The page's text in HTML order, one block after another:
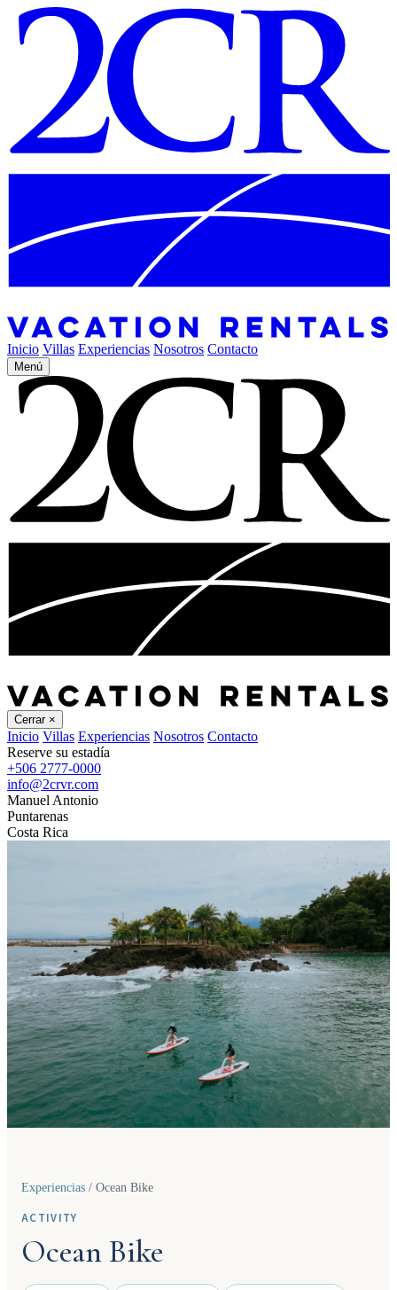
Inicio Villas Experiencias Nosotros Contacto
Menú
Cerrar ×
Inicio Villas Experiencias Nosotros Contacto
Reserve su estadía
+506 2777-0000
info@2crvr.com
Manuel Antonio
Puntarenas
Costa Rica
Experiencias / Ocean Bike
ACTIVITY
Ocean Bike